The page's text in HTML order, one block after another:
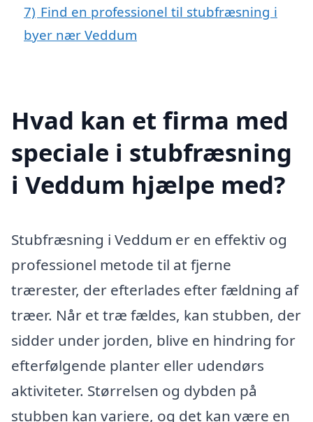
7) Find en professionel til stubfræsning i
byer nær Veddum
Hvad kan et firma med
speciale i stubfræsning
i Veddum hjælpe med?
Stubfræsning i Veddum er en effektiv og
professionel metode til at fjerne
trærester, der efterlades efter fældning af
træer. Når et træ fældes, kan stubben, der
sidder under jorden, blive en hindring for
efterfølgende planter eller udendørs
aktiviteter. Størrelsen og dybden på
stubben kan variere, og det kan være en